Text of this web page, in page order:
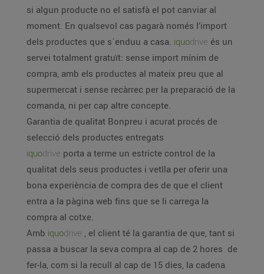
si algun producte no el satisfà el pot canviar al
moment. En qualsevol cas pagarà només l’import
dels productes que s´enduu a casa. iquodrive és un
servei totalment gratuït: sense import mínim de
compra, amb els productes al mateix preu que al
supermercat i sense recàrrec per la preparació de la
comanda, ni per cap altre concepte.
Garantia de qualitat Bonpreu i acurat procés de
selecció dels productes entregats
iquodrive porta a terme un estricte control de la
qualitat dels seus productes i vetlla per oferir una
bona experiència de compra des de que el client
entra a la pàgina web fins que se li carrega la
compra al cotxe.
Amb iquodrive , el client té la garantia de que, tant si
passa a buscar la seva compra al cap de 2 hores de
fer-la, com si la recull al cap de 15 dies, la cadena